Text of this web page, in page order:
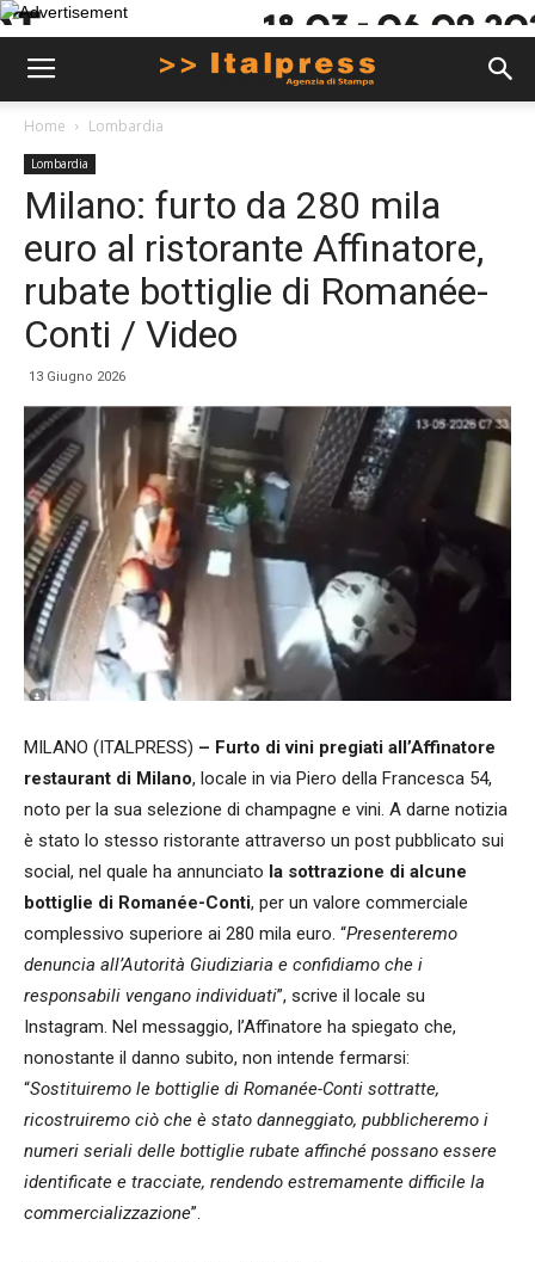
Home Lombardia
Lombardia
Milano: furto da 280 mila
euro al ristorante Affinatore,
rubate bottiglie di Romanée-
Conti / Video
13 Giugno 2026
MILANO (ITALPRESS) – Furto di vini pregiati all’Affinatore
restaurant di Milano, locale in via Piero della Francesca 54,
noto per la sua selezione di champagne e vini. A darne notizia
è stato lo stesso ristorante attraverso un post pubblicato sui
social, nel quale ha annunciato la sottrazione di alcune
bottiglie di Romanée-Conti, per un valore commerciale
complessivo superiore ai 280 mila euro. “Presenteremo
denuncia all’Autorità Giudiziaria e confidiamo che i
responsabili vengano individuati”, scrive il locale su
Instagram. Nel messaggio, l’Affinatore ha spiegato che,
nonostante il danno subito, non intende fermarsi:
“Sostituiremo le bottiglie di Romanée-Conti sottratte,
ricostruiremo ciò che è stato danneggiato, pubblicheremo i
numeri seriali delle bottiglie rubate affinché possano essere
identificate e tracciate, rendendo estremamente difficile la
commercializzazione”.